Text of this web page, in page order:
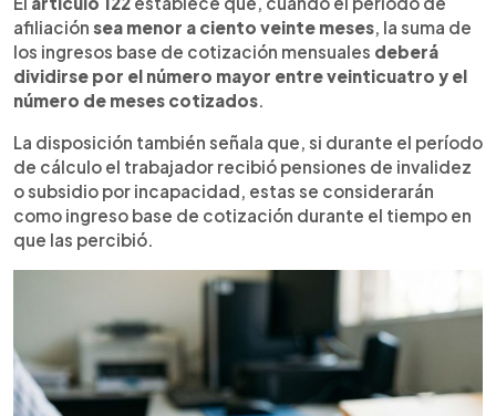
afiliación sea menor a ciento veinte meses, la suma de
los ingresos base de cotización mensuales deberá
dividirse por el número mayor entre veinticuatro y el
número de meses cotizados.
La disposición también señala que, si durante el período
de cálculo el trabajador recibió pensiones de invalidez
o subsidio por incapacidad, estas se considerarán
como ingreso base de cotización durante el tiempo en
que las percibió.